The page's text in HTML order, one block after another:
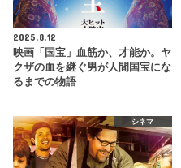
2025.8.12
映画「国宝」血筋か、才能か。ヤ
クザの血を継ぐ男が人間国宝にな
るまでの物語
シネマ